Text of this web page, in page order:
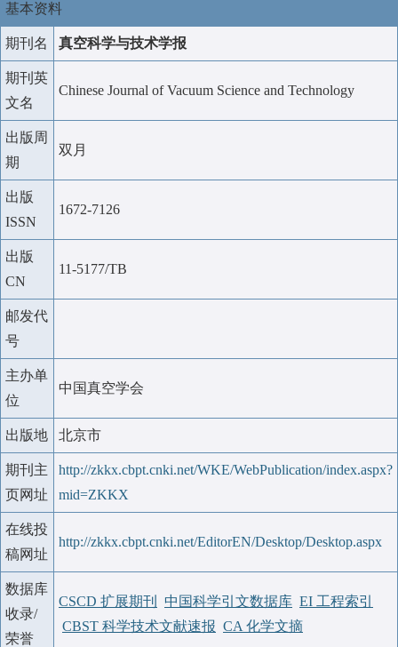
基本资料
期刊名 真空科学与技术学报
期刊英
文名
Chinese Journal of Vacuum Science and Technology
出版周
期
双月
出版
ISSN
1672-7126
出版
CN
11-5177/TB
邮发代
号
主办单
位
中国真空学会
出版地 北京市
期刊主
页网址
http://zkkx.cbpt.cnki.net/WKE/WebPublication/index.aspx?
mid=ZKKX
在线投
稿网址
http://zkkx.cbpt.cnki.net/EditorEN/Desktop/Desktop.aspx
数据库
收录/
荣誉
CSCD 扩展期刊 中国科学引文数据库 EI 工程索引
CBST 科学技术文献速报 CA 化学文摘